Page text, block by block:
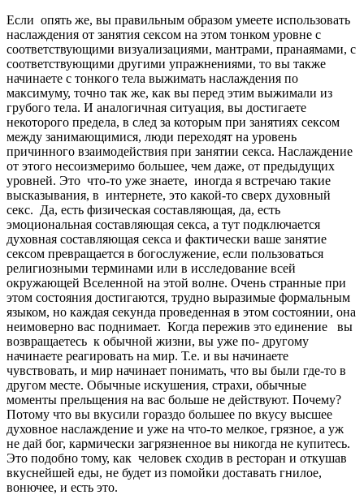
Если опять же, вы правильным образом умеете использовать
наслаждения от занятия сексом на этом тонком уровне с
соответствующими визуализациями, мантрами, пранаямами, с
соответствующими другими упражнениями, то вы также
начинаете с тонкого тела выжимать наслаждения по
максимуму, точно так же, как вы перед этим выжимали из
грубого тела. И аналогичная ситуация, вы достигаете
некоторого предела, в след за которым при занятиях сексом
между занимающимися, люди переходят на уровень
причинного взаимодействия при занятии секса. Наслаждение
от этого несоизмеримо большее, чем даже, от предыдущих
уровней. Это что-то уже знаете, иногда я встречаю такие
высказывания, в интернете, это какой-то сверх духовный
секс. Да, есть физическая составляющая, да, есть
эмоциональная составляющая секса, а тут подключается
духовная составляющая секса и фактически ваше занятие
сексом превращается в богослужение, если пользоваться
религиозными терминами или в исследование всей
окружающей Вселенной на этой волне. Очень странные при
этом состояния достигаются, трудно выразимые формальным
языком, но каждая секунда проведенная в этом состоянии, она
неимоверно вас поднимает. Когда пережив это единение вы
возвращаетесь к обычной жизни, вы уже по- другому
начинаете реагировать на мир. Т.е. и вы начинаете
чувствовать, и мир начинает понимать, что вы были где-то в
другом месте. Обычные искушения, страхи, обычные
моменты прельщения на вас больше не действуют. Почему?
Потому что вы вкусили гораздо большее по вкусу высшее
духовное наслаждение и уже на что-то мелкое, грязное, а уж
не дай бог, кармически загрязненное вы никогда не купитесь.
Это подобно тому, как человек сходив в ресторан и откушав
вкуснейшей еды, не будет из помойки доставать гнилое,
вонючее, и есть это.